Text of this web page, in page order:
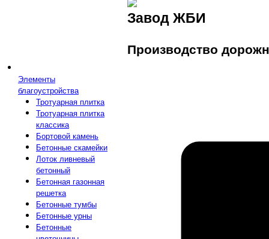
Элементы
благоустройства
Тротуарная плитка
Тротуарная плитка
классика
Бортовой камень
Бетонные скамейки
Лоток ливневый
бетонный
Бетонная газонная
решетка
Бетонные тумбы
Бетонные урны
Бетонные
Завод ЖБИ
Производство